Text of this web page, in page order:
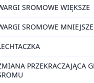
SROMOWE WIĘKSZE
SROMOWE MNIEJSZE
PRZEKRACZAJĄCA